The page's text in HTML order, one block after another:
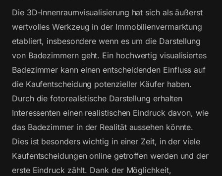
Die 3D-Innenraumvisualisierung hat sich als äußerst
wertvolles Werkzeug in der Immobilienvermarktung
etabliert, insbesondere wenn es um die Darstellung
von Badezimmern geht. Ein hochwertig visualisiertes
Badezimmer kann einen entscheidenden Einfluss auf
die Kaufentscheidung potenzieller Käufer haben.
Durch die fotorealistische Darstellung erhalten
Interessenten einen realistischen Eindruck davon, wie
das Badezimmer in der Realität aussehen könnte.
Dies ist besonders wichtig in einer Zeit, in der viele
Kaufentscheidungen online getroffen werden und der
erste Eindruck zählt. Dank der Möglichkeit,